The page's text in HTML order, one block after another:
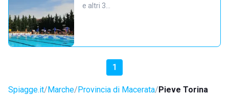
e altri 3…
1
Spiagge.it Marche Provincia di Macerata Pieve Torina